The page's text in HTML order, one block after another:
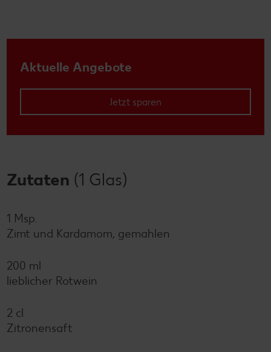
Aktuelle Angebote
Jetzt sparen
Zutaten (1 Glas)
1 Msp.
Zimt und Kardamom, gemahlen
200 ml
lieblicher Rotwein
2 cl
Zitronensaft